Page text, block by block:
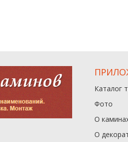
Каталог
Фото
О
О